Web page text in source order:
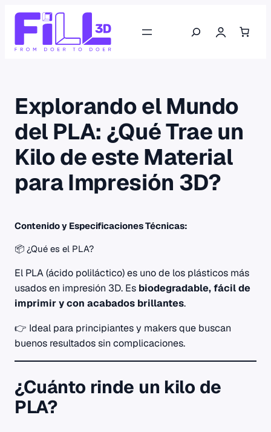
Saltar
contenido
Buscar
Explorando el Mundo
del PLA: ¿Qué Trae un
Kilo de este Material
para Impresión 3D?
Contenido y Especificaciones Técnicas:
📦 ¿Qué es el PLA?
El PLA (ácido poliláctico) es uno de los plásticos más
usados en impresión 3D. Es biodegradable, fácil de
imprimir y con acabados brillantes.
👉 Ideal para principiantes y makers que buscan
buenos resultados sin complicaciones.
¿Cuánto rinde un kilo de
PLA?